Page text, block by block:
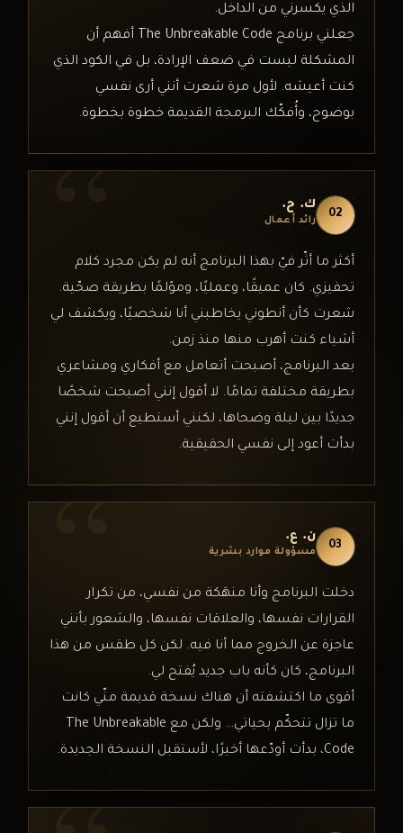
الذي يكسرني من الداخل.
جعلني برنامج The Unbreakable Code أفهم أن
المشكلة ليست في ضعف الإرادة، بل في الكود الذي
كنت أعيشه. لأول مرة شعرت أنني أرى نفسي
بوضوح، وأُفكّك البرمجة القديمة خطوة بخطوة.
02
ك. ح.
رائد أعمال
أكثر ما أثّر فيّ بهذا البرنامج أنه لم يكن مجرد كلام
تحفيزي. كان عميقًا، وعمليًا، ومؤلمًا بطريقة صحّية.
شعرت كأن أنطوني يخاطبني أنا شخصيًا، ويكشف لي
أشياء كنت أهرب منها منذ زمن.
بعد البرنامج، أصبحت أتعامل مع أفكاري ومشاعري
بطريقة مختلفة تمامًا. لا أقول إنني أصبحت شخصًا
جديدًا بين ليلة وضحاها، لكنني أستطيع أن أقول إنني
بدأت أعود إلى نفسي الحقيقية.
03
ن. ع.
مسؤولة موارد بشرية
دخلت البرنامج وأنا منهَكة من نفسي، من تكرار
القرارات نفسها، والعلاقات نفسها، والشعور بأنني
عاجزة عن الخروج مما أنا فيه. لكن كل طقس من هذا
البرنامج، كان كأنه باب جديد يُفتح لي.
أقوى ما اكتشفته أن هناك نسخة قديمة منّي كانت
ما تزال تتحكّم بحياتي… ولكن مع The Unbreakable
Code، بدأت أودّعها أخيرًا، لأستقبل النسخة الجديدة.